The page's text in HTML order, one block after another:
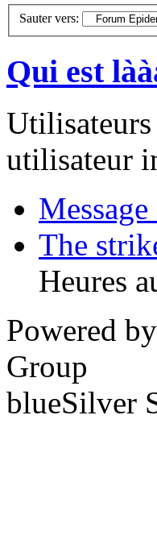
Sauter vers:
Qui est
utilisateur
The
Heures
Powered by
Group
blueSilver